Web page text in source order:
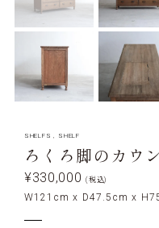
SHELFS , SHELF
ろくろ脚のカウ
¥330,000 (税込)
W121cm x D47.5cm x